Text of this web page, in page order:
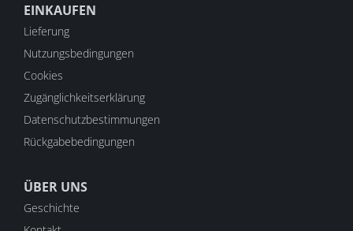
EINKAUFEN
Lieferung
Nutzungsbedingungen
Cookies
Zugänglichkeitserklärung
Datenschutzbestimmungen
Rückgabebedingungen
ÜBER UNS
Geschichte